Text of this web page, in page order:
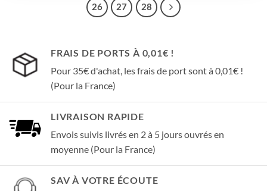
26
27 28
FRAIS DE PORTS À 0,01€ !
Pour 35€ d'achat, les frais de port sont à 0,01€ !
(Pour la France)
LIVRAISON RAPIDE
Envois suivis livrés en 2 à 5 jours ouvrés en
moyenne (Pour la France)
SAV À VOTRE ÉCOUTE